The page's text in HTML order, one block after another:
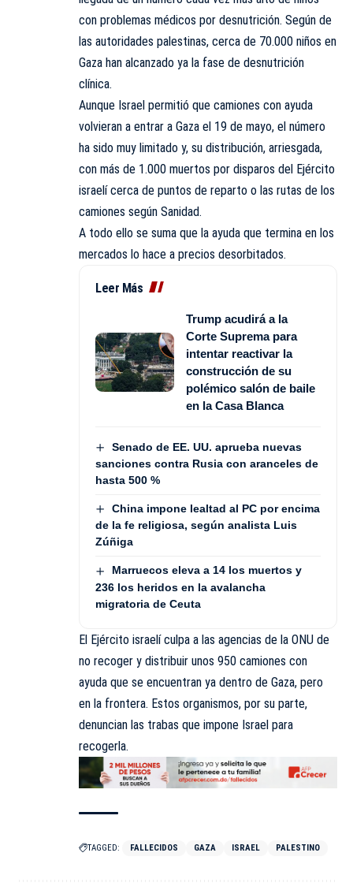
con problemas médicos por desnutrición. Según de
las autoridades palestinas, cerca de 70.000 niños en
Gaza han alcanzado ya la fase de desnutrición
clínica.
Aunque Israel permitió que camiones con ayuda
volvieran a entrar a Gaza el 19 de mayo, el número
ha sido muy limitado y, su distribución, arriesgada,
con más de 1.000 muertos por disparos del Ejército
israelí cerca de puntos de reparto o las rutas de los
camiones según Sanidad.
A todo ello se suma que la ayuda que termina en los
mercados lo hace a precios desorbitados.
Leer Más
Trump acudirá a la
Corte Suprema para
intentar reactivar la
construcción de su
polémico salón de baile
en la Casa Blanca
Senado de EE. UU. aprueba nuevas
sanciones contra Rusia con aranceles de
hasta 500 %
China impone lealtad al PC por encima
de la fe religiosa, según analista Luis
Zúñiga
Marruecos eleva a 14 los muertos y
236 los heridos en la avalancha
migratoria de Ceuta
El Ejército israelí culpa a las agencias de la ONU de
no recoger y distribuir unos 950 camiones con
ayuda que se encuentran ya dentro de Gaza, pero
en la frontera. Estos organismos, por su parte,
denuncian las trabas que impone Israel para
recogerla.
TAGGED: FALLECIDOS GAZA ISRAEL PALESTINO